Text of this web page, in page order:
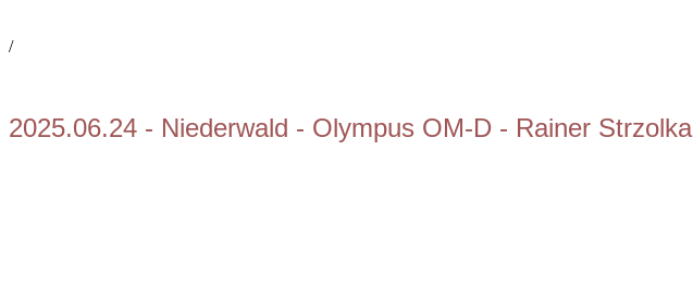
/
2025.06.24 - Niederwald - Olympus OM-D - Rainer Strzolka